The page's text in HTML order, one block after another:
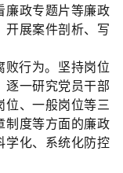
廉政专题片等廉政
开展案件剖析、写
败行为。坚持岗位
逐一研究党员干部
位、一般岗位等三
制度等方面的廉政
学化、系统化防控